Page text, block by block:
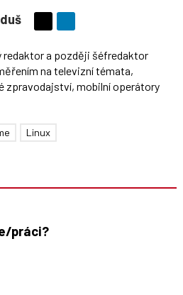
síti
X
redaktor a později šéfredaktor
na televizní témata,
zpravodajství, mobilní operátory
Linux
práci?